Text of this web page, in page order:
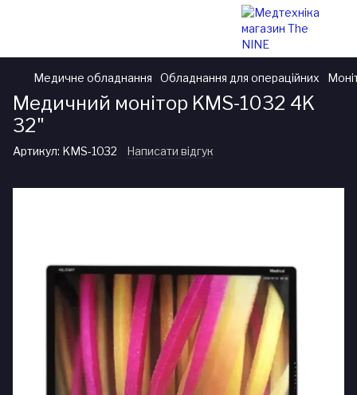
Медичне обладнання Обладнання для операційних
Медичний монітор KMS-1032 4K
32"
Артикул: KMS-1032 Написати відгук